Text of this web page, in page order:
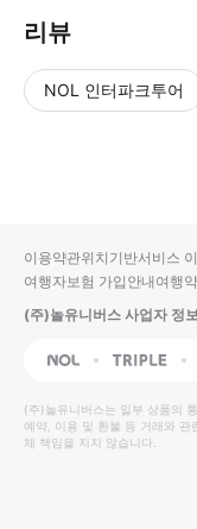
리뷰
NOL 인터파크투어
입니
다.
높
은
순
동
영
상
순
상
이용약관위치기반서비스
여행자보험 가입안내여행
(주)놀유니버스 사업자 정
NOL Triple
(주)놀유니버스는 일부 상품의
예약, 이용 및 환불 등 거래와 관
체 책임을 지지 않습니다.